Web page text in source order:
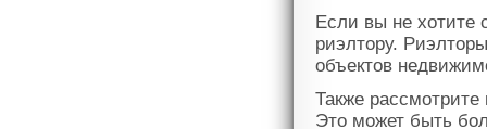
Если вы не хотите
риэлтору.
объектов
Также
Это может быть